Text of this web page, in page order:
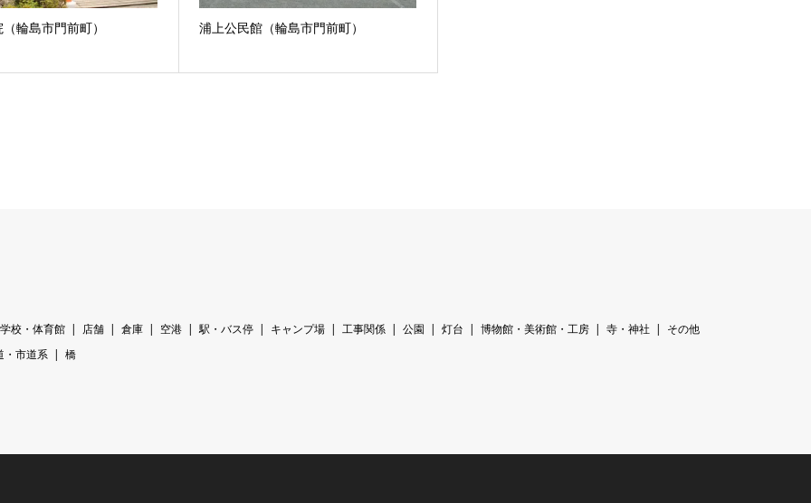
輪島市門前町） 浦上公民館（輪島市門前町）
学校・体育館 店舗 倉庫 空港 駅・バス停 キャンプ場 工事関係 公園 灯台 博物館・美術館・工房 寺・神社
その他
・市道系
橋